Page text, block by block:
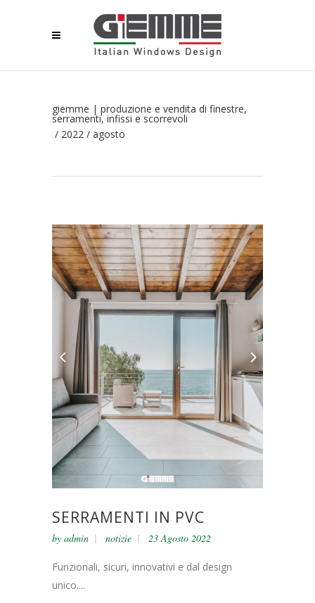
giemme | produzione e vendita di finestre,
serramenti, infissi e scorrevoli
/ 2022 / agosto
SERRAMENTI IN PVC
by admin notizie 23 Agosto 2022
Funzionali, sicuri, innovativi e dal design
unico....